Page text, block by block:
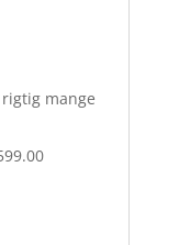
mange